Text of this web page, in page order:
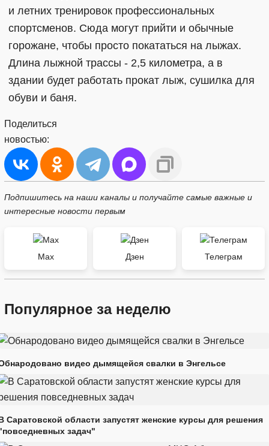
и летних тренировок профессиональных
спортсменов. Сюда могут прийти и обычные
горожане, чтобы просто покататься на лыжах.
Длина лыжной трассы - 2,5 километра, а в
здании будет работать прокат лыж, сушилка для
обуви и баня.
Поделиться
новостью:
Подпишитесь на наши каналы и получайте самые важные и
интересные новости первым
Max Дзен Телеграм
Популярное за неделю
видео дымящейся свалки в Энгельсе
Саратовской области запустят женские курсы для решения
задач"